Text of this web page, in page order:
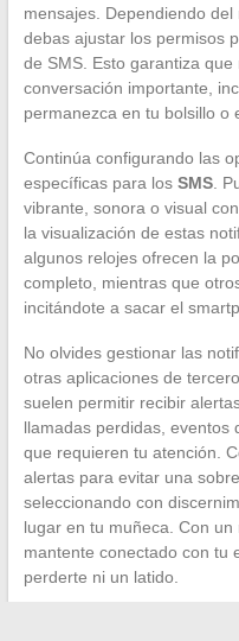
mensajes. Dependiendo
debas ajustar los permisos
de SMS. Esto garantiza
conversación importante,
permanezca en tu bolsillo o
Continúa configurando las
específicas para los SMS.
vibrante, sonora o visual
la visualización de estas
algunos relojes ofrecen la
completo, mientras que
incitándote a sacar el
No olvides gestionar las
otras aplicaciones de
suelen permitir recibir
llamadas perdidas, eventos
que requieren tu atención.
alertas para evitar una
seleccionando con
lugar en tu muñeca. Con
mantente conectado con tu
perderte ni un latido.